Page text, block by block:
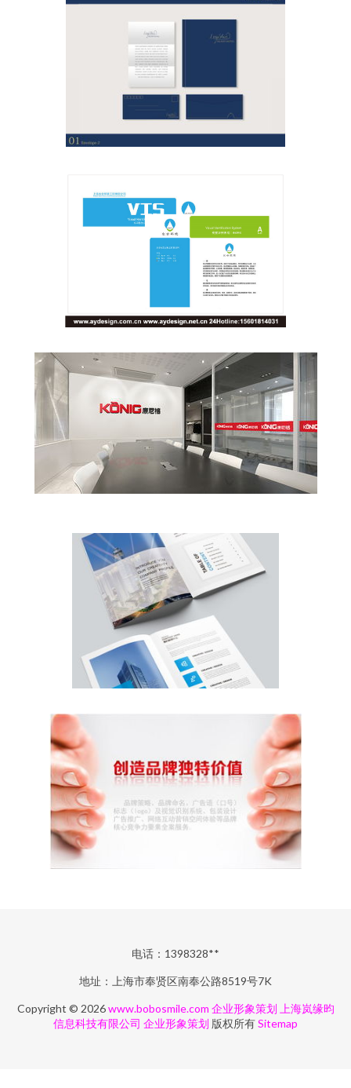
电话：1398328**
地址：上海市奉贤区南奉公路8519号7K
Copyright © 2026www.bobosmile.com 企业形象策划 上海岚缘昀
信息科技有限公司 企业形象策划 版权所有Sitemap